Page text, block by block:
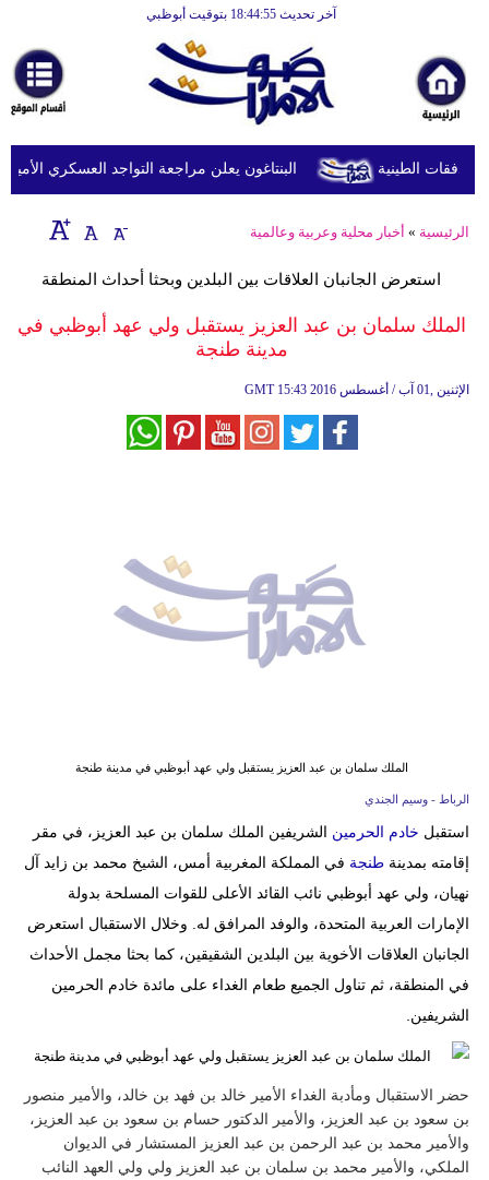
آخر تحديث 18:44:55 بتوقيت أبوظبي
أخبارعاجلة
رياضة
ثقافة
إقتصاد
أزياء
علوم
وتكنولوجيا
مدوَّنات
فيديو
سيارات
البنتاغون يعلن مراجعة التواجد العسكري
الرئيسية » أخبار محلية وعربية وعالمية
استعرض الجانبان العلاقات بين البلدين وبحثا أحداث المنطقة
الملك سلمان بن عبد العزيز يستقبل ولي عهد أبوظبي في
مدينة طنجة
GMT 15:43 2016 الإثنين ,01 آب / أغسطس
الملك سلمان بن عبد العزيز يستقبل ولي عهد أبوظبي في مدينة طنجة
الرباط - وسيم الجندي
استقبل خادم الحرمين الشريفين الملك سلمان بن عبد العزيز، في مقر
إقامته بمدينةطنجة في المملكة المغربية أمس، الشيخ محمد بن زايد آل
نهيان، ولي عهد أبوظبي نائب القائد الأعلى للقوات المسلحة بدولة
الإمارات العربية المتحدة، والوفد المرافق له. وخلال الاستقبال استعرض
الجانبان العلاقات الأخوية بين البلدين الشقيقين، كما بحثا مجمل الأحداث
في المنطقة، ثم تناول الجميع طعام الغداء على مائدة خادم الحرمين
الشريفين.
حضر الاستقبال ومأدبة الغداء الأمير خالد بن فهد بن خالد، والأمير منصور
بن سعود بن عبد العزيز، والأمير الدكتور حسام بن سعود بن عبد العزيز،
والأمير محمد بن عبد الرحمن بن عبد العزيز المستشار في الديوان
الملكي، والأمير محمد بن سلمان بن عبد العزيز ولي ولي العهد النائب